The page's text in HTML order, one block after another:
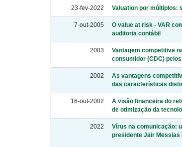
23-fev-2022 Valuation por múltiplos:
7-out-2005
O value at risk - VAR
auditoria contábil
2003
Vantagem competitiva
consumidor (CDC)
2002
As vantagens
das características
16-out-2002
A visão financeira do
de otimização da
2022
Vírus na comunicação:
presidente Jair Messias